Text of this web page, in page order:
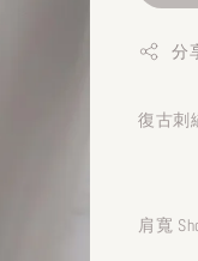
分
復古刺
肩寬